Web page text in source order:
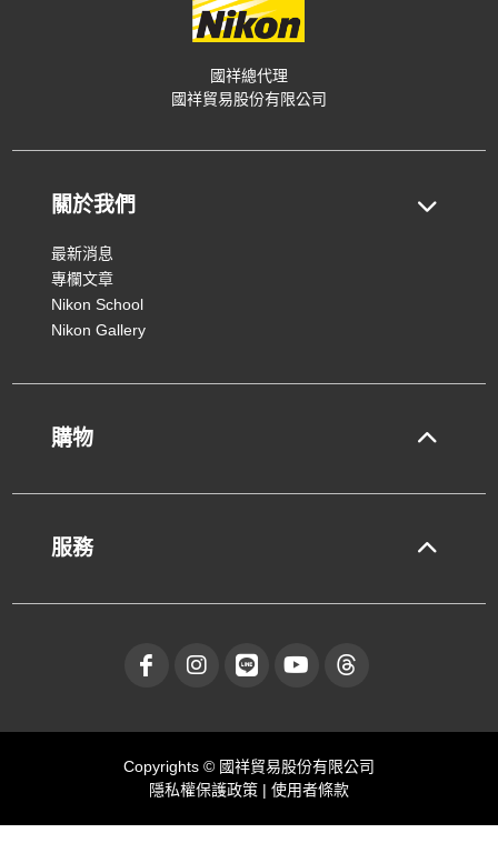
國祥總代理
國祥貿易股份有限公司
關於我們
最新消息
專欄文章
Nikon School
Nikon Gallery
購物
服務
Copyrights © 國祥貿易股份有限公司
隱私權保護政策 | 使用者條款